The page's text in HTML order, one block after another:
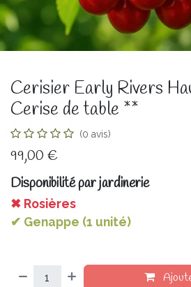
Cerisier Early Rivers
Cerise de table **
(0 avis)
99,00 €
Disponibilité par jardinerie
✖ Rosières
✔ Genappe (1 unité)